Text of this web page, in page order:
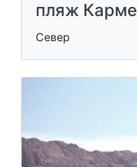
пляж
Север